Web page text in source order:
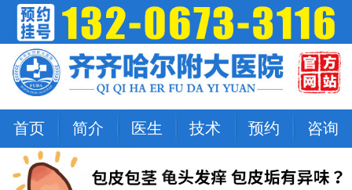
首页 简介 医生 技术 预约 咨询